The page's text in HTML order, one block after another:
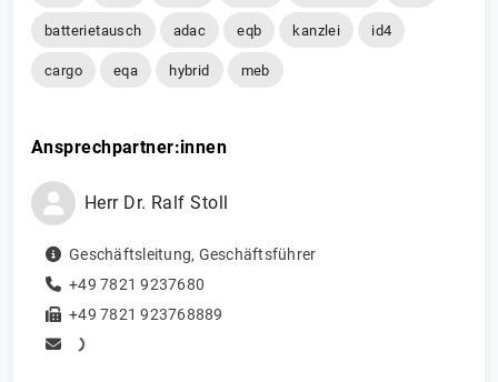
batterietausch adac eqb kanzlei id4
cargo eqa hybrid meb
Ansprechpartner:innen
Herr Dr. Ralf Stoll
Geschäftsleitung, Geschäftsführer
+49 7821 9237680
+49 7821 923768889